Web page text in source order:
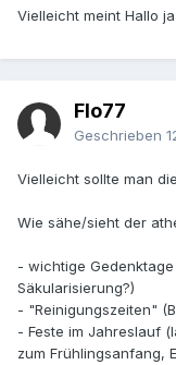
Vielleicht meint Hallo
Flo77
Geschrieben
Vielleicht sollte man
Wie sähe/sieht der
- wichtige
Säkularisierung?)
- "Reinigungszeiten"
- Feste im Jahreslauf
zum Frühlingsanfang,